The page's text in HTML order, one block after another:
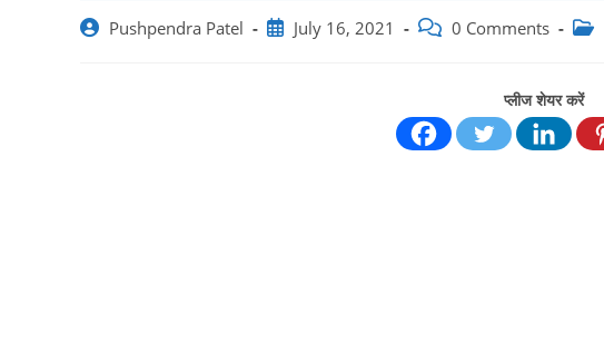
Post Pushpendra Patel
PostJuly 16, 2021
Post 0 Comments
Post
प्लीज शेयर करें